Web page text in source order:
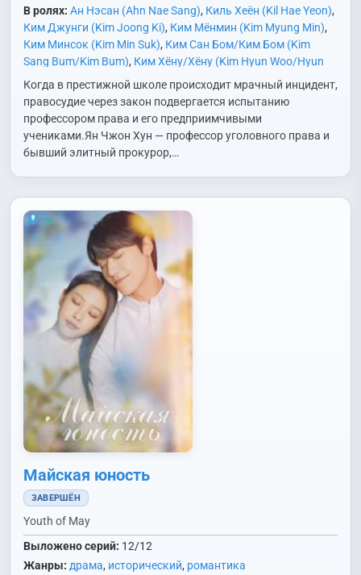
В ролях: Ан Нэсан (Ahn Nae Sang), Киль Хеён (Kil Hae Yeon),
Ким Джунги (Kim Joong Ki), Ким Мёнмин (Kim Myung Min),
Ким Минсок (Kim Min Suk), Ким Сан Бом/Ким Бом (Kim
Sang Bum/Kim Bum), Ким Хёну/Хёну (Kim Hyun Woo/Hyun
Woo)
Ким Хичхан (Kim Hee Chan)
Ко Юнджон (Go Youn
Ли Джонын (Lee Jeong Eun) Ли Дэвид (Lee David)
Ли Канджи (Lee Kang Ji)
Ли Союн (Lee So Yun)
(Lee Soo Kyung), Ли Хвиджон (Lee Hwi Jong)
Chun Hee)
О Мансук (Oh Man Suk)
Пак Михён (Park Mi
Пак Сои (Park So Yi) ,
Рю Хеён (Ryu Hye Young),Син Миён (Shin Mi Young),Со
Сокгю (Seo Suk Gyu),У Хён (Woo Hyun),Чо Джэрён (Jo Jae
Ryong),Чон Вонджун (Jung Won Joong)
Когда в престижной школе происходит мрачный инцидент,
правосудие через закон подвергается испытанию
профессором права и его предприимчивыми
учениками.Ян Чжон Хун — профессор уголовного права и
бывший элитный прокурор,…
Майская юность
ЗАВЕРШЁН
Youth of May
Выложено серий: 12/12
Жанры: драма, исторический, романтика